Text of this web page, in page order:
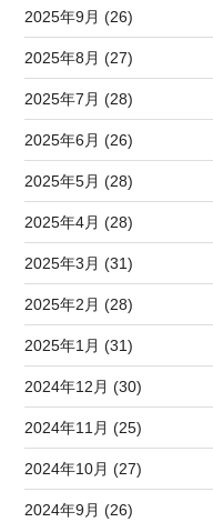
2025年9月 (26)
2025年8月 (27)
2025年7月 (28)
2025年6月 (26)
2025年5月 (28)
2025年4月 (28)
2025年3月 (31)
2025年2月 (28)
2025年1月 (31)
2024年12月 (30)
2024年11月 (25)
2024年10月 (27)
2024年9月 (26)